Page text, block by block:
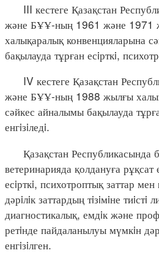
III кестеге Қазақстан
және БҰҰ-ның 1961 және 1971
халықаралық конвенцияларына
бақылауда тұрған есiрткi,
IV кестеге Қазақстан
және БҰҰ-ның 1988 жылғы
сәйкес айналымы бақылауда
енгiзiледi.
Қазақстан Республикасында
ветеринарияда қолдануға
есiрткi, психотроптық заттар
дәрiлiк заттардың тiзiмiне тиiстi
диагностикалық, емдiк және
ретiнде пайдаланылуы мүмкiн
енгiзiлген.